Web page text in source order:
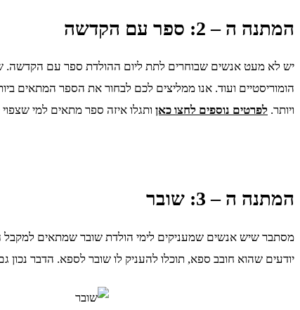
המתנה ה – 2: ספר עם הקדשה
יש לא מעט אנשים שבוחרים לתת ליום ההולדת ספר עם הקדשה.
הומוריסטיים ועוד. אנו ממליצים לכם לבחור את הספר המתאים
ויותר. לפרטים נוספים לחצו כאן ותגלו איזה ספר מתאים למי
המתנה ה – 3: שובר
מסתבר שיש אנשים שמעניקים לימי הולדת שובר שמתאים
יודעים שהוא חובב ספא, תוכלו להעניק לו שובר לספא. הדבר